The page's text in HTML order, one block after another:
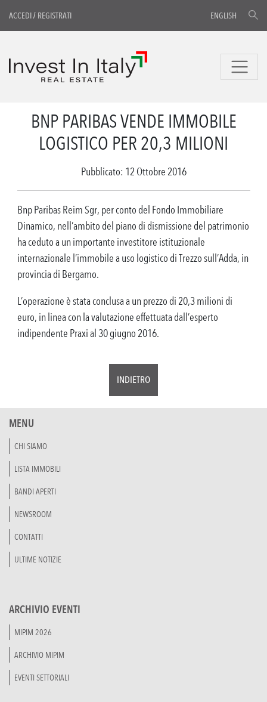
ACCEDI/ REGISTRATI ENGLISH
BNP PARIBAS VENDE IMMOBILE
LOGISTICO PER 20,3 MILIONI
Pubblicato: 12 Ottobre 2016
Bnp Paribas Reim Sgr, per conto del Fondo Immobiliare
Dinamico, nell’ambito del piano di dismissione del patrimonio
ha ceduto a un importante investitore istituzionale
internazionale l’immobile a uso logistico di Trezzo sull’Adda, in
provincia di Bergamo.
L’operazione è stata conclusa a un prezzo di 20,3 milioni di
euro, in linea con la valutazione effettuata dall’esperto
indipendente Praxi al 30 giugno 2016.
INDIETRO
MENU
CHI SIAMO
LISTA IMMOBILI
BANDI APERTI
NEWSROOM
CONTATTI
ULTIME NOTIZIE
ARCHIVIO EVENTI
MIPIM 2026
ARCHIVIO MIPIM
EVENTI SETTORIALI